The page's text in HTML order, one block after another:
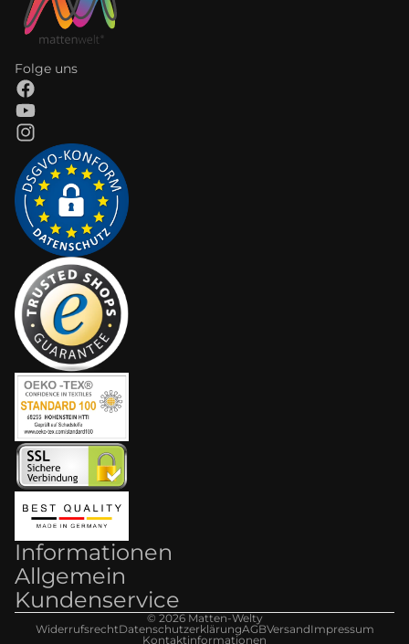
Folge uns
Informationen
Allgemein
Kundenservice
© 2026Matten-Welty
WiderrufsrechtDatenschutzerklärungAGBVersandImpressum
Kontaktinformationen